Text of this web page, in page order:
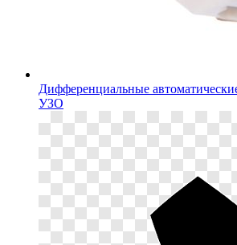
Дифференциальные
УЗО